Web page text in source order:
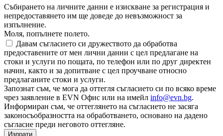
Събирането на личните данни е изискване за регистрация и
непредоставянето им ще доведе до невъзможност за
изпълнение.
Моля, попълнете полето.
Давам съгласието си дружеството да обработва
предоставените от мен лични данни с цел предлагане на
стоки и услуги по пощата, по телефон или по друг директен
начин, както и за допитване с цел проучване относно
предлаганите стоки и услуги.
Запознат съм, че мога да оттегля съгласието си по всяко време
чрез заявление в EVN Офис или на имейл info@evn.bg.
Информиран съм, че оттеглянето на съгласието не засяга
законосъобразността на обработването, основано на дадено
съгласие преди неговото оттегляне.